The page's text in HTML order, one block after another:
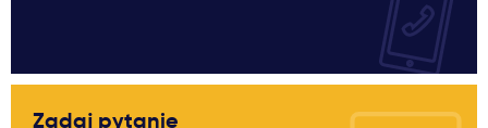
Zadaj pytanie